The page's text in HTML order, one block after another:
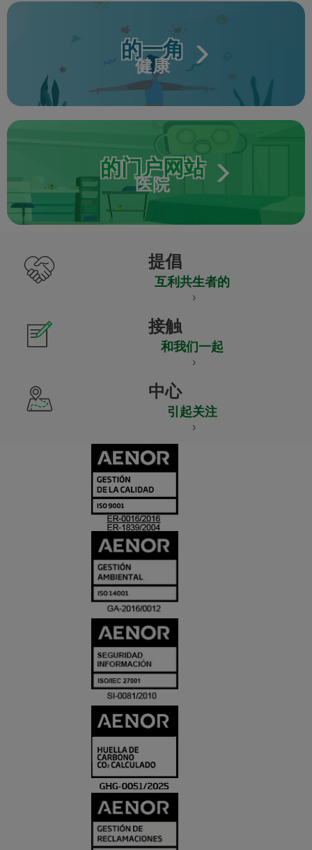
的一角
健康
的门户网站
医院
提倡
互利共生者的
接触
和我们一起
中心
引起关注